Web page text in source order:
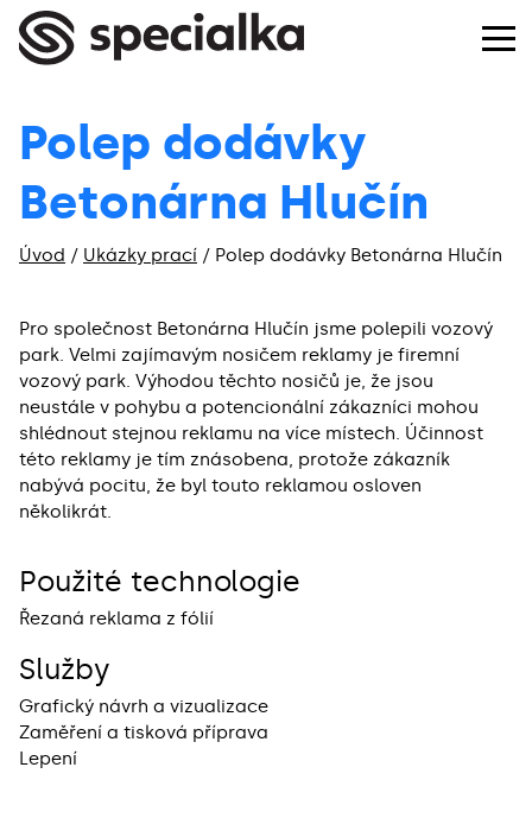
Polep dodávky
Betonárna Hlučín
Úvod / Ukázky prací / Polep dodávky Betonárna Hlučín
Pro společnost Betonárna Hlučín jsme polepili vozový
park. Velmi zajímavým nosičem reklamy je firemní
vozový park. Výhodou těchto nosičů je, že jsou
neustále v pohybu a potencionální zákazníci mohou
shlédnout stejnou reklamu na více místech. Účinnost
této reklamy je tím znásobena, protože zákazník
nabývá pocitu, že byl touto reklamou osloven
několikrát.
Použité technologie
Řezaná reklama z fólií
Služby
Grafický návrh a vizualizace
Zaměření a tisková příprava
Lepení